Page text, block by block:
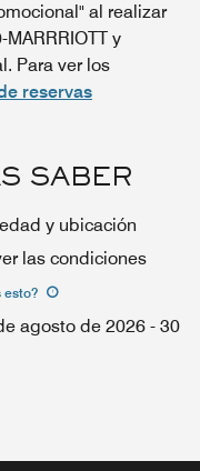
al realizar
y
Para ver los
reservas
SABER
y ubicación
las condiciones
esto?
agosto de 2026 - 30